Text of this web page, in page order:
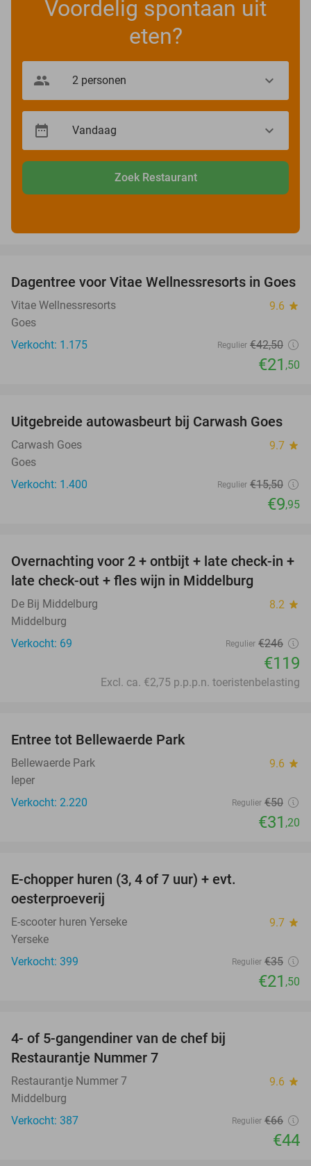
Voordelig spontaan uit
eten?
Zoek Restaurant
49%
Dagentree voor Vitae Wellnessresorts in Goes
Vitae Wellnessresorts 9.6 star
Goes
Verkocht: 1.175
Regulier €42,50
€21 ,50
36%
Uitgebreide autowasbeurt bij Carwash Goes
Carwash Goes 9.7 star
Goes
Verkocht: 1.400
Regulier €15,50
€9,95
52%
Overnachting voor 2 + ontbijt + late check-in +
late check-out + fles wijn in Middelburg
De Bij Middelburg 8.2 star
Middelburg
Verkocht: 69
Regulier €246
€119
Excl. ca. €2,75 p.p.p.n. toeristenbelasting
Entree tot Bellewaerde Park
Bellewaerde Park 9.6 star
Ieper
Verkocht: 2.220
Regulier €50
€31 ,20
E-chopper huren (3, 4 of 7 uur) + evt.
oesterproeverij
E-scooter huren Yerseke 9.7 star
Yerseke
Verkocht: 399
Regulier €35
€21 ,50
4- of 5-gangendiner van de chef bij
Restaurantje Nummer 7
Restaurantje Nummer 7 9.6 star
Middelburg
Verkocht: 387
Regulier €66
€44